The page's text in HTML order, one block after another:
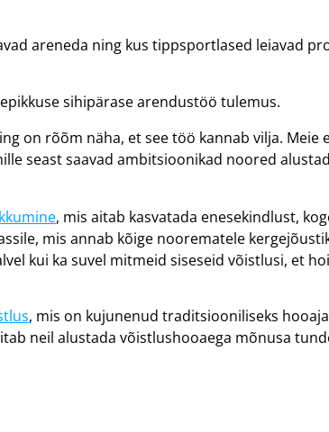
areneda ning kus tippsportlased leiavad
sihipärase arendustöö tulemus.
on rõõm näha, et see töö kannab vilja. Meie
seast saavad ambitsioonikad noored
, mis aitab kasvatada enesekindlust,
mis annab kõige noorematele
kui ka suvel mitmeid siseseid võistlusi, et
, mis on kujunenud traditsiooniliseks
neil alustada võistlushooaega mõnusa